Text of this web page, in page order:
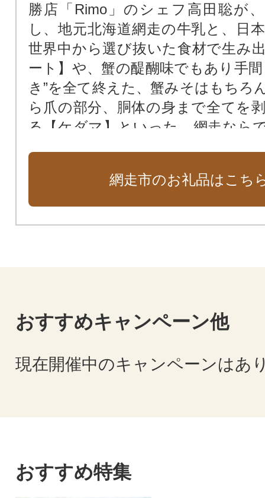
勝店「Rimo」のシェフ高田聡が
し、地元北海道網走の牛乳と、日
世界中から選び抜いた食材で生み
ート】や、蟹の醍醐味でもあり手
き”を全て終えた、蟹みそはもちろ
ら爪の部分、胴体の身まで全てを
る【ケダマ】といった、網走なら
網走市のお礼品はこち
おすすめキャンペーン他
現在開催中のキャンペーンはあ
おすすめ特集